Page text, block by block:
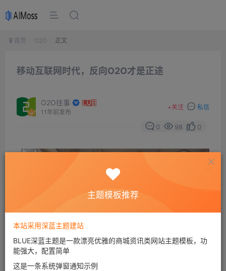
首页 O2O 正文
移动互联网时代，反向O2O才是正途
O2O往事
11年前发布
+关注 私信
0 98 0
主题模板推荐
本站采用深蓝主题建站
BLUE深蓝主题是一款漂亮优雅的商城资讯类网站主题模板，功
能强大，配置简单
这是一条系统弹窗通知示例